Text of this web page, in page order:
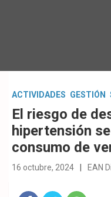
ACTIVIDADES GESTIÓN
El riesgo de
hipertensión
consumo de
16 octubre, 2024 EAN